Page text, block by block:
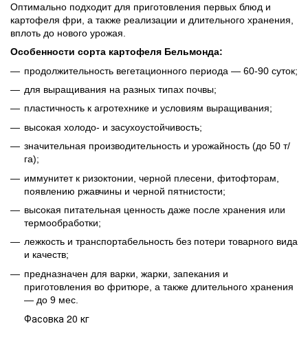
Оптимально подходит для приготовления первых блюд и
картофеля фри, а также реализации и длительного хранения,
вплоть до нового урожая.
Особенности сорта картофеля Бельмонда:
продолжительность вегетационного периода — 60-90 суток;
для выращивания на разных типах почвы;
пластичность к агротехнике и условиям выращивания;
высокая холодо- и засухоустойчивость;
значительная производительность и урожайность (до 50 т/
га);
иммунитет к ризоктонии, черной плесени, фитофторам,
появлению ржавчины и черной пятнистости;
высокая питательная ценность даже после хранения или
термообработки;
лежкость и транспортабельность без потери товарного вида
и качеств;
предназначен для варки, жарки, запекания и
приготовления во фритюре, а также длительного хранения
— до 9 мес.
Фасовка 20 кг